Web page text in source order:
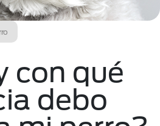
con qué
debo